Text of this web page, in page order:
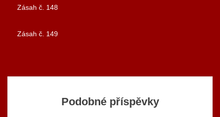
Zásah č. 148
Zásah č. 149
Podobné příspěvky